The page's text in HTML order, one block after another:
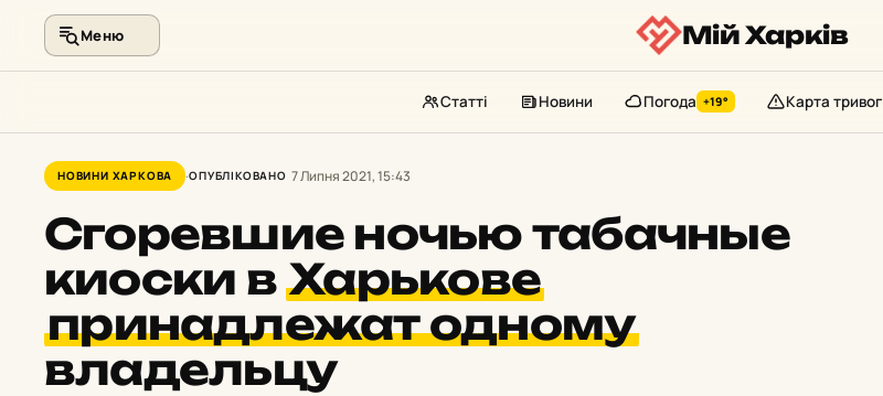
контенту
Меню Мій Харків
Статті Новини Погода +19° Карта тривог
НОВИНИ ХАРКОВА ОПУБЛІКОВАНО 7 Липня 2021, 15:43
Сгоревшие ночью табачные
киоски вХарькове
принадлежат одному
владельцу